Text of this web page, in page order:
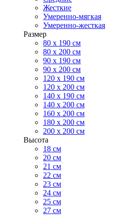
Жесткие
Умеренно-мягкая
Умеренно-жесткая
Размер
80 х 190 см
80 х 200 см
90 х 190 см
90 х 200 см
120 х 190 см
120 х 200 см
140 х 190 см
140 х 200 см
160 х 200 см
180 х 200 см
200 х 200 см
Высота
18 см
20 см
21 см
22 см
23 см
24 см
25 см
27 см